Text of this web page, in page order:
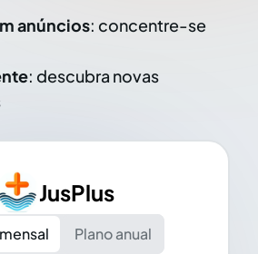
anúncios: concentre-se
: descubra novas
JusPlus
Plano anual